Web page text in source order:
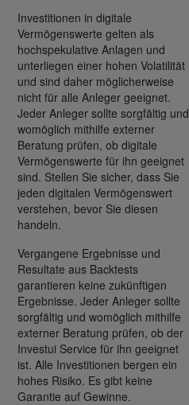
Investitionen in digitale
Vermögenswerte gelten als
hochspekulative Anlagen und
unterliegen einer hohen Volatilität
und sind daher möglicherweise
nicht für alle Anleger geeignet.
Jeder Anleger sollte sorgfältig und
womöglich mithilfe externer
Beratung prüfen, ob digitale
Vermögenswerte für ihn geeignet
sind. Stellen Sie sicher, dass Sie
jeden digitalen Vermögenswert
verstehen, bevor Sie diesen
handeln.
Vergangene Ergebnisse und
Resultate aus Backtests
garantieren keine zukünftigen
Ergebnisse. Jeder Anleger sollte
sorgfältig und womöglich mithilfe
externer Beratung prüfen, ob der
Investui Service für ihn geeignet
ist. Alle Investitionen bergen ein
hohes Risiko. Es gibt keine
Garantie auf Gewinne.